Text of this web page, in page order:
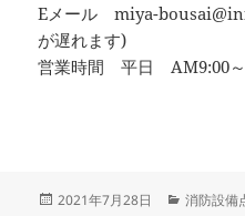
Eメール miya-
が遅れます)
営業時間 平日 AM9:00～
投
2021年7月28日
カ
消防設備